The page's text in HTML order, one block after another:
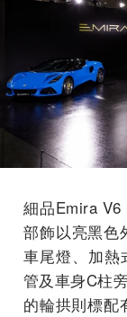
細品Emira
部飾以亮黑色
車尾燈、加熱
管及車身C柱
的輪拱則標配